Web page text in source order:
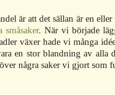
är att det sällan är en
småsaker. När vi började
växer hade vi många
en stor blandning av alla
några saker vi gjort som